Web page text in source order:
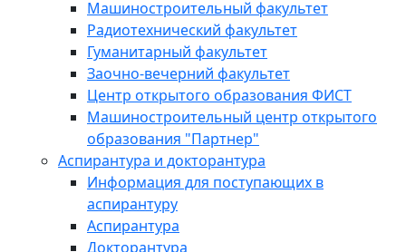
Машиностроительный факультет
Радиотехнический факультет
Гуманитарный факультет
Заочно-вечерний факультет
Центр открытого образования ФИСТ
Машиностроительный центр открытого
образования "Партнер"
Аспирантура и докторантура
Информация для поступающих в
аспирантуру
Аспирантура
Докторантура